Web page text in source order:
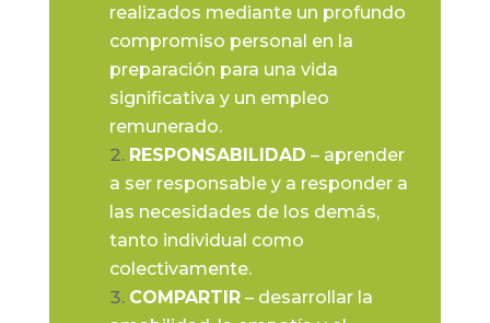
realizados mediante un profundo
compromiso personal en la
preparación para una vida
significativa y un empleo
remunerado.
RESPONSABILIDAD – aprender
a ser responsable y a responder a
las necesidades de los demás,
tanto individual como
colectivamente.
COMPARTIR– desarrollar la